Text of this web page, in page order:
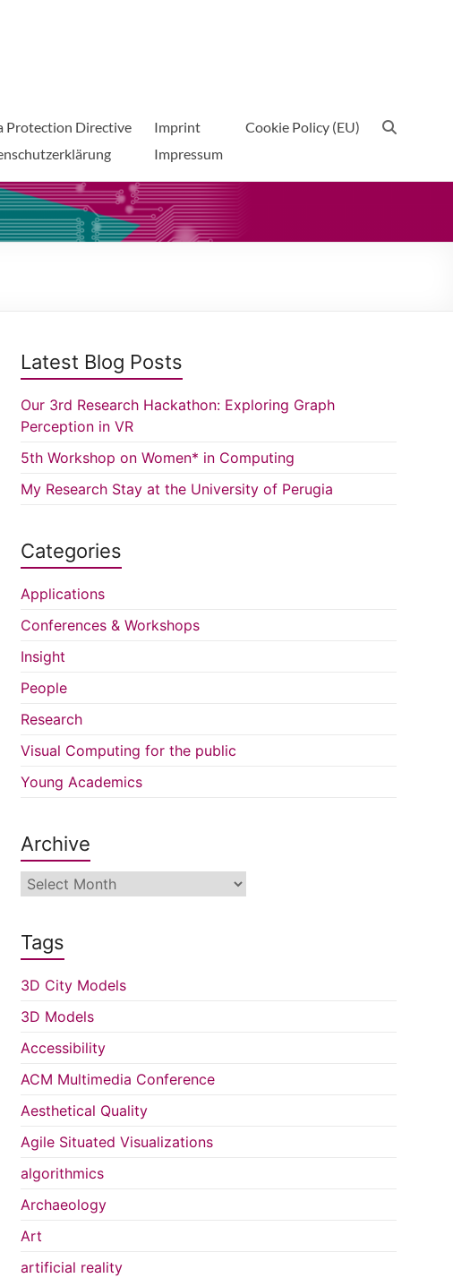
Protection Directive
Imprint
Impressum
Cookie Policy (EU)
Latest Blog Posts
Our 3rd Research Hackathon: Exploring Graph
Perception in VR
5th Workshop on Women* in Computing
My Research Stay at the University of Perugia
Categories
Applications
Conferences & Workshops
Insight
People
Research
Visual Computing for the public
Young Academics
Archive
Archive
Tags
3D City Models
3D Models
Accessibility
ACM Multimedia Conference
Aesthetical Quality
Agile Situated Visualizations
algorithmics
Archaeology
Art
artificial reality